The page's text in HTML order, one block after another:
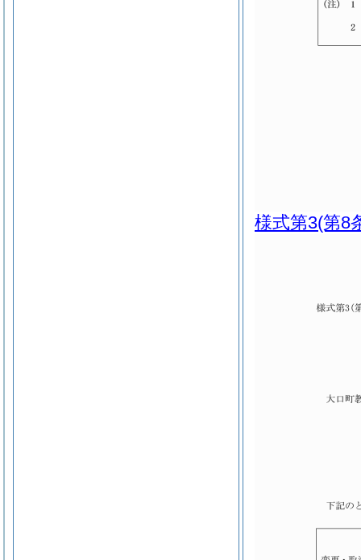
様式第3(第8